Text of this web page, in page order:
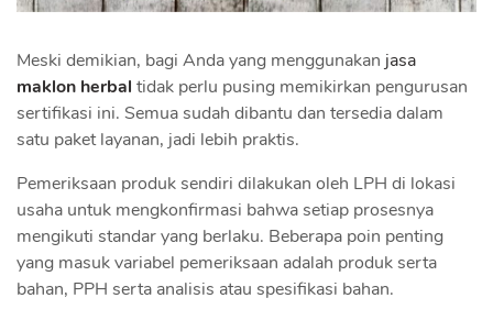
Meski demikian, bagi Anda yang menggunakan jasa
maklon herbal tidak perlu pusing memikirkan pengurusan
sertifikasi ini. Semua sudah dibantu dan tersedia dalam
satu paket layanan, jadi lebih praktis.
Pemeriksaan produk sendiri dilakukan oleh LPH di lokasi
usaha untuk mengkonfirmasi bahwa setiap prosesnya
mengikuti standar yang berlaku. Beberapa poin penting
yang masuk variabel pemeriksaan adalah produk serta
bahan, PPH serta analisis atau spesifikasi bahan.